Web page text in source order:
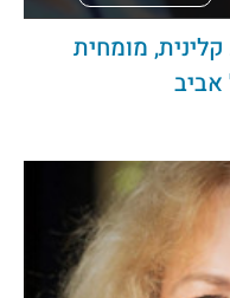
קלינית, מומחית
אביב